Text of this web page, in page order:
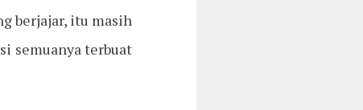
berjajar, itu masih
semuanya terbuat